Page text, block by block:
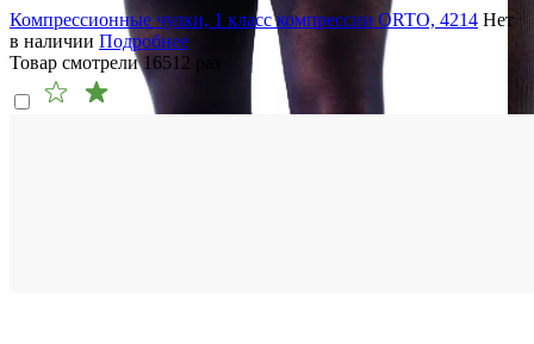
Компрессионные чулки, 1 класс компрессии ORTO, 4214 Нет
в наличии Подробнее
Товар смотрели16512